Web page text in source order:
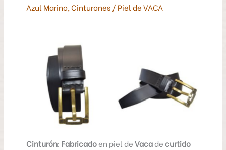
Azul Marino,Cinturones/ Piel de VACA
Eduardo Arzamendi
Artesano en Piel
Cinturón: Fabricadoen piel deVacadecurtido